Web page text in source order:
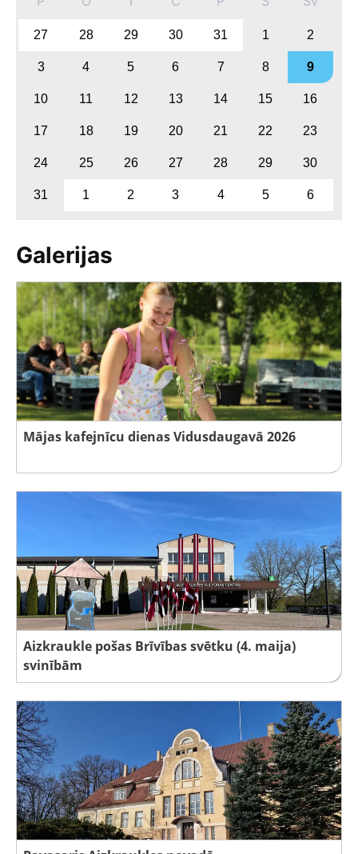
27 28 29 30 31 1 2
3 4 5 6 7 8 9
10 11 12 13 14 15 16
17 18 19 20 21 22 23
24 25 26 27 28 29 30
31 1 2 3 4 5 6
Galerijas
Mājas kafejnīcu dienas Vidusdaugavā 2026
Aizkraukle pošas Brīvības svētku (4. maija)
svinībām